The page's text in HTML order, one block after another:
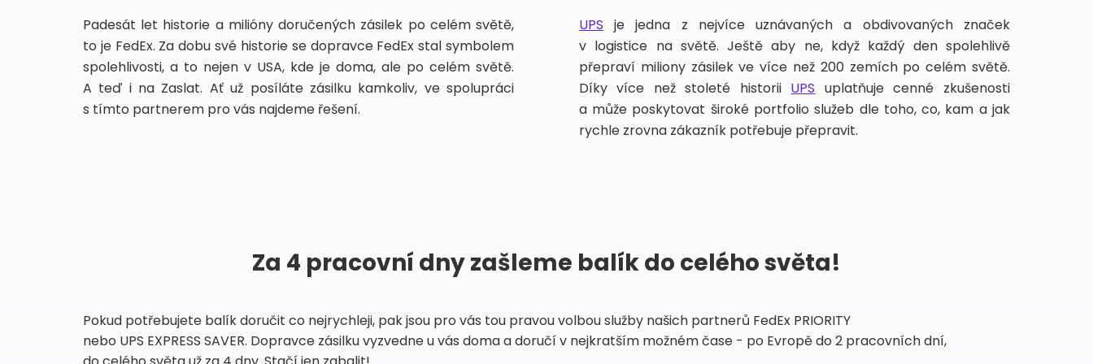
Padesát let historie a milióny doručených zásilek po celém světě,
to je FedEx. Za dobu své historie se dopravce FedEx stal symbolem
spolehlivosti, a to nejen v USA, kde je doma, ale po celém světě.
A teď i na Zaslat. Ať už posíláte zásilku kamkoliv, ve spolupráci
s tímto partnerem pro vás najdeme řešení.
UPS je jedna z nejvíce uznávaných a obdivovaných značek
v logistice na světě. Ještě aby ne, když každý den spolehlivě
přepraví miliony zásilek ve více než 200 zemích po celém světě.
Díky více než stoleté historii UPS uplatňuje cenné zkušenosti
a může poskytovat široké portfolio služeb dle toho, co, kam a jak
rychle zrovna zákazník potřebuje přepravit.
Za 4 pracovní dny zašleme balík do celého světa!
Pokud potřebujete balík doručit co nejrychleji, pak jsou pro vás tou pravou volbou služby našich partnerů FedEx PRIORITY
nebo UPS EXPRESS SAVER. Dopravce zásilku vyzvedne u vás doma a doručí v nejkratším možném čase - po Evropě do 2 pracovních dní,